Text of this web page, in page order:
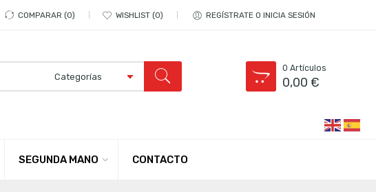
COMPARAR 0 WISHLIST 0 REGÍSTRATE O INICIA SESIÓN
0 Artículos
0,00€
SEGUNDA MANO CONTACTO